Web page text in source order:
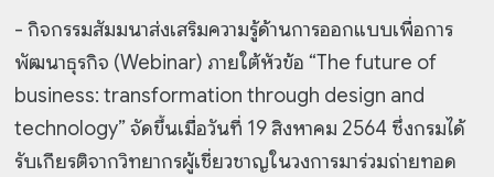
- กิจกรรมสัมมนาส่งเสริมความรู้ด้านการออกแบบเพื่อการ
พัฒนาธุรกิจ (Webinar) ภายใต้หัวข้อ “The future of
business: transformation through design and
technology” จัดขึ้นเมื่อวันที่ 19 สิงหาคม 2564 ซึ่งกรมได้
รับเกียรติจากวิทยากรผู้เชี่ยวชาญในวงการมาร่วมถ่ายทอด